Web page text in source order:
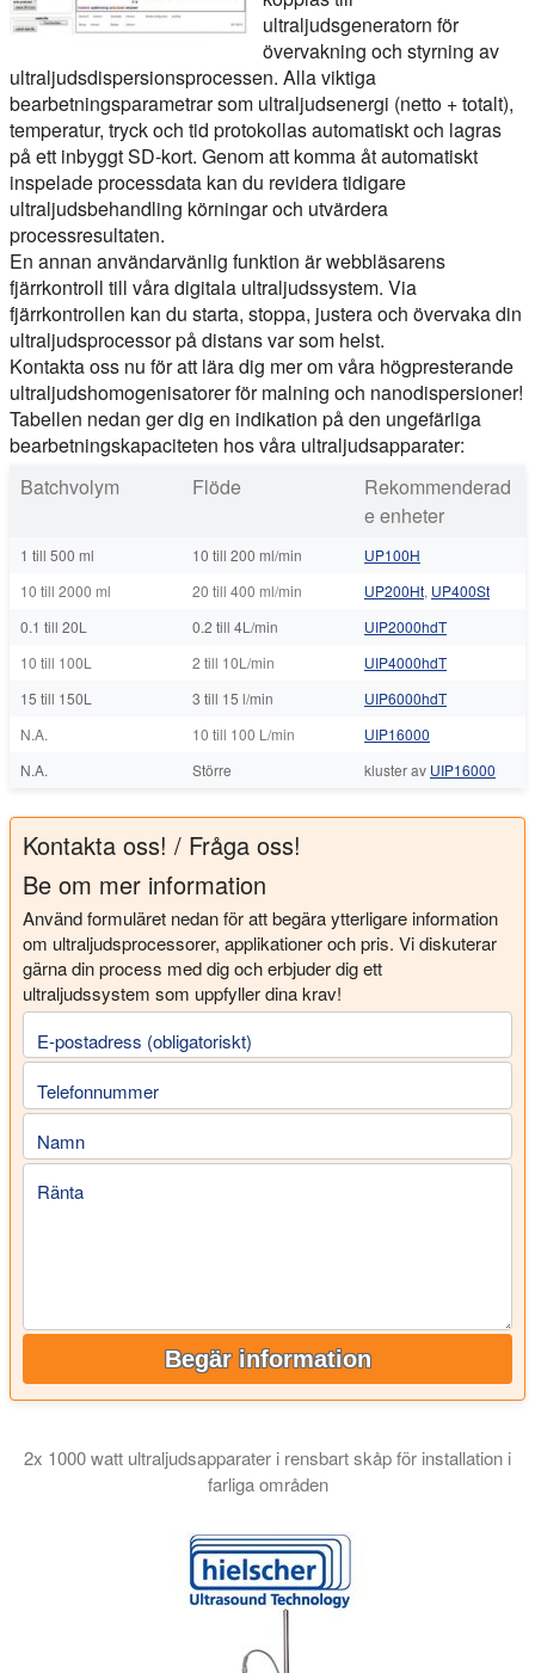
ultraljudsgeneratorn för
övervakning och styrning av
ultraljudsdispersionsprocessen. Alla viktiga
bearbetningsparametrar som ultraljudsenergi (netto + totalt),
temperatur, tryck och tid protokollas automatiskt och lagras
på ett inbyggt SD-kort. Genom att komma åt automatiskt
inspelade processdata kan du revidera tidigare
ultraljudsbehandling körningar och utvärdera
processresultaten.
En annan användarvänlig funktion är webbläsarens
fjärrkontroll till våra digitala ultraljudssystem. Via
fjärrkontrollen kan du starta, stoppa, justera och övervaka din
ultraljudsprocessor på distans var som helst.
Kontakta oss nu för att lära dig mer om våra högpresterande
ultraljudshomogenisatorer för malning och nanodispersioner!
Tabellen nedan ger dig en indikation på den ungefärliga
bearbetningskapaciteten hos våra ultraljudsapparater:
Batchvolym
Flöde
Rekommenderad
e enheter
1 till 500 ml 10 till 200 ml/min
UP100H
10 till 2000 ml
20 till 400 ml/min UP200Ht, UP400St
0.1 till 20L
0.2 till 4L/min
UIP2000hdT
10 till 100L
2 till 10L/min
UIP4000hdT
15 till 150L
3 till 15 l/min
UIP6000hdT
N.A.
10 till 100 L/min
UIP16000
N.A.
Större kluster av UIP16000
Kontakta oss! / Fråga oss!
Be om mer information
Använd formuläret nedan för att begära ytterligare information
om ultraljudsprocessorer, applikationer och pris. Vi diskuterar
gärna din process med dig och erbjuder dig ett
ultraljudssystem som uppfyller dina krav!
E-postadress (obligatoriskt)
Telefonnummer
Namn
Ränta
Begär information
2x 1000 watt ultraljudsapparater i rensbart skåp för installation i
farliga områden